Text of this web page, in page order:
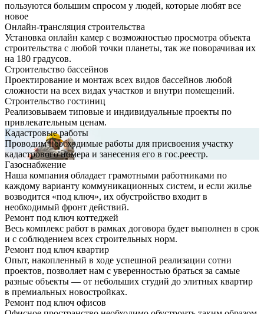
пользуются большим спросом у людей, которые любят все
новое
Онлайн-трансляция строительства
Установка онлайн камер с возможностью просмотра объекта
строительства с любой точки планеты, так же поворачивая их
на 180 градусов.
Строительство бассейнов
Проектирование и монтаж всех видов бассейнов любой
сложности на всех видах участков и внутри помещений.
Строительство гостиниц
Реализовываем типовые и индивидуальные проекты по
привлекательным ценам.
Кадастровые работы
Проводим необходимые работы для присвоения участку
кадастрового номера и занесения его в гос.реестр.
Газоснабжение
Наша компания обладает грамотными работниками по
каждому варианту коммуникационных систем, и если жилье
возводится «под ключ», их обустройство входит в
необходимый фронт действий.
Ремонт под ключ коттеджей
Весь комплекс работ в рамках договора будет выполнен в срок
и с соблюдением всех строительных норм.
Ремонт под ключ квартир
Опыт, накопленный в ходе успешной реализации сотни
проектов, позволяет нам с уверенностью браться за самые
разные объекты — от небольших студий до элитных квартир
в премиальных новостройках.
Ремонт под ключ офисов